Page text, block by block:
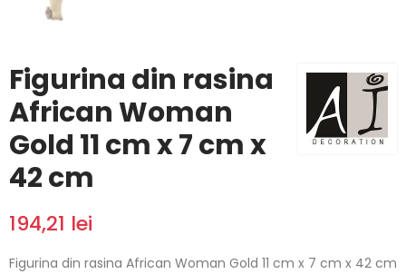
Figurina din rasina
African Woman
Gold 11 cm x 7 cm x
42 cm
194,21 lei
Figurina din rasina African Woman Gold 11 cm x 7 cm x 42 cm